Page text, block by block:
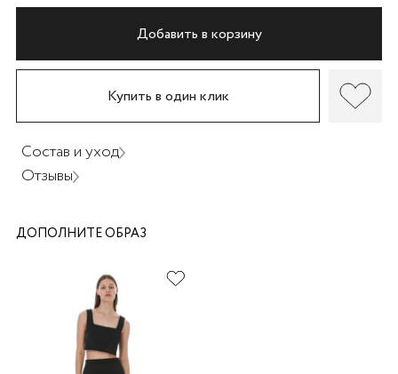
Добавить в корзину
Купить в один клик
Состав и уход
Отзывы
ДОПОЛНИТЕ ОБРАЗ